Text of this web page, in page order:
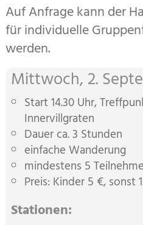
Auf Anfrage kann der
für individuelle
werden.
Mittwoch, 2.
Start 14.30 Uhr,
Innervillgraten
Dauer ca. 3 Stunden
einfache Wanderung
mindestens 5
Preis: Kinder 5 €, sonst
Stationen: